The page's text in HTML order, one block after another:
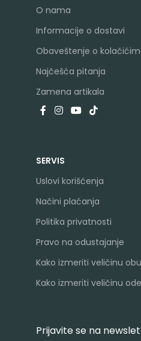
O nama
Informacije o dostavi
Obaveštenje o
Najčešća pitanja
Zamena artikala
SERVIS
Uslovi korišćenja
Načini plaćanja
Politika privatnosti
Pravo na odustajanje
Kako izmeriti veličinu
Kako izmeriti veličinu
Prijavite se na